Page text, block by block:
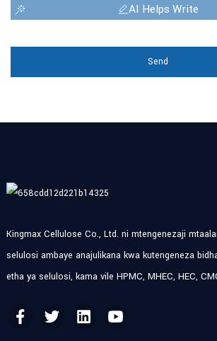
AI Helps Write
Send
Kingmax Cellulose Co., Ltd. ni mtengenezaji
selulosi ambaye anajulikana kwa kutengeneza
etha ya selulosi, kama vile HPMC, MHEC, HEC,